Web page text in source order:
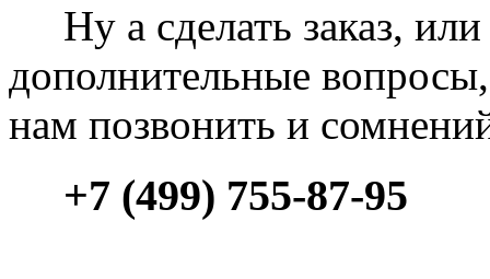
Ну а сделать заказ, или
дополнительные вопросы,
нам позвонить и
+7 (499) 755-87-95